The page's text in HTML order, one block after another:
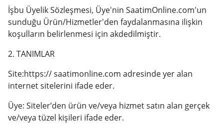
İşbu Üyelik Sözleşmesi, Üye'nin SaatimOnline.com'un
sunduğu Ürün/Hizmetler'den faydalanmasına ilişkin
koşulların belirlenmesi için akdedilmiştir.
2. TANIMLAR
Site:https:// saatimonline.com adresinde yer alan
internet sitelerini ifade eder.
Üye: Siteler’den ürün ve/veya hizmet satın alan gerçek
ve/veya tüzel kişileri ifade eder.